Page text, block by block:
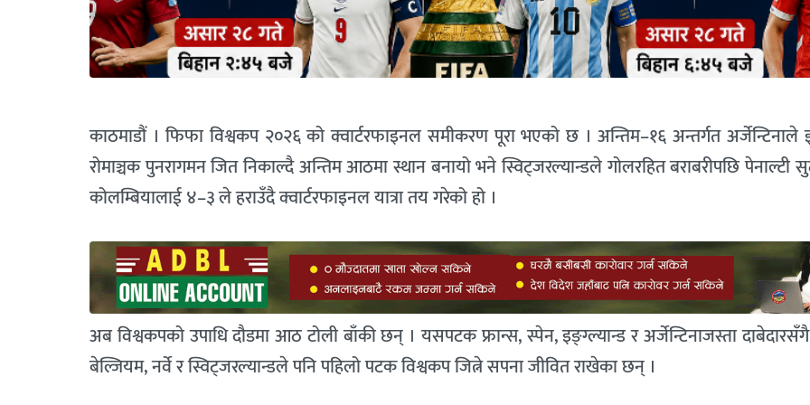
काठमाडौं । फिफा विश्वकप २०२६ को क्वार्टरफाइनल समीकरण पूरा भएको छ । अन्तिम–१६ अन्तर्गत अर्जेन्टिनाले
रोमाञ्चक पुनरागमन जित निकाल्दै अन्तिम आठमा स्थान बनायो भने स्विट्जरल्यान्डले गोलरहित बराबरीपछि पेनाल्टी
कोलम्बियालाई ४–३ ले हराउँदै क्वार्टरफाइनल यात्रा तय गरेको हो ।
अब विश्वकपको उपाधि दौडमा आठ टोली बाँकी छन् । यसपटक फ्रान्स, स्पेन, इङ्ग्ल्यान्ड र अर्जेन्टिनाजस्ता
बेल्जियम, नर्वे र स्विट्जरल्यान्डले पनि पहिलो पटक विश्वकप जित्ने सपना जीवित राखेका छन् ।